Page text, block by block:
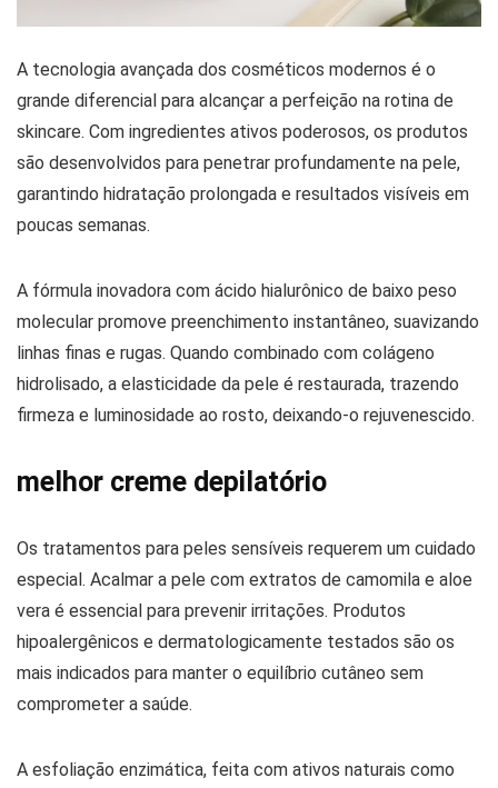
A tecnologia avançada dos cosméticos modernos é o
grande diferencial para alcançar a perfeição na rotina de
skincare. Com ingredientes ativos poderosos, os produtos
são desenvolvidos para penetrar profundamente na pele,
garantindo hidratação prolongada e resultados visíveis em
poucas semanas.
A fórmula inovadora com ácido hialurônico de baixo peso
molecular promove preenchimento instantâneo, suavizando
linhas finas e rugas. Quando combinado com colágeno
hidrolisado, a elasticidade da pele é restaurada, trazendo
firmeza e luminosidade ao rosto, deixando-o rejuvenescido.
melhor creme depilatório
Os tratamentos para peles sensíveis requerem um cuidado
especial. Acalmar a pele com extratos de camomila e aloe
vera é essencial para prevenir irritações. Produtos
hipoalergênicos e dermatologicamente testados são os
mais indicados para manter o equilíbrio cutâneo sem
comprometer a saúde.
A esfoliação enzimática, feita com ativos naturais como